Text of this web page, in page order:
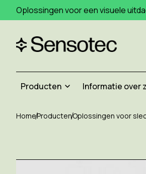
Oplossingen voor een visuele
Producten Informatie over
HomeProductenOplossingen voor